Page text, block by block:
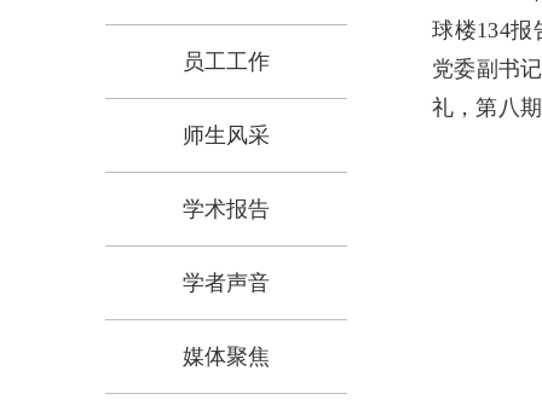
员工工作
师生风采
学术报告
学者声音
媒体聚焦
球楼134
党委副书
礼，第八